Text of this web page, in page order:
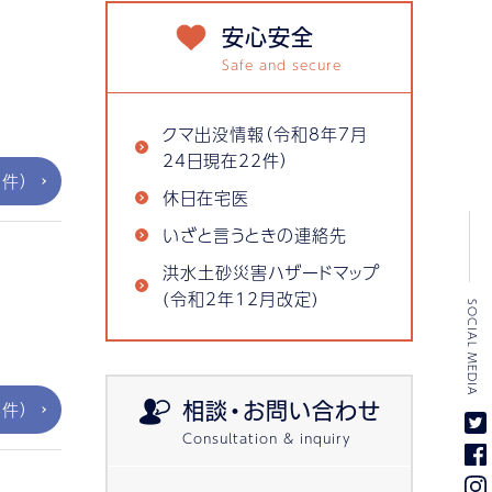
）
）
安心安全
クマ出没情報（令和8年7月
24日現在22件）
休日在宅医
いざと言うときの連絡先
洪水土砂災害ハザードマップ
(令和2年12月改定)
相談・お問い合わせ
SOCIAL MEDIA